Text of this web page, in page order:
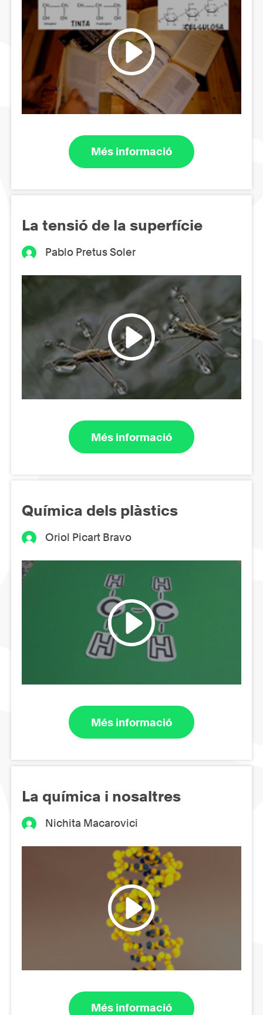
Més informació
La tensió de la superfície
Pablo Pretus Soler
Més informació
Química dels plàstics
Oriol Picart Bravo
Més informació
La química i nosaltres
Nichita Macarovici
Més informació